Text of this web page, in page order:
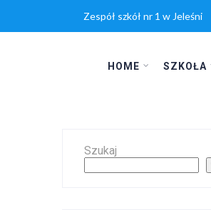
Zespół szkół nr 1 w Jeleśni
HOME SZKOŁA
Szukaj